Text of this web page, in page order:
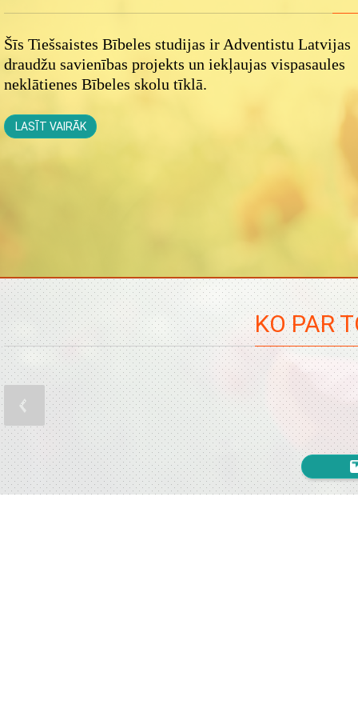
Šīs Tiešsaistes Bībeles studijas ir Adventistu Latvijas
draudžu savienības projekts un iekļaujas vispasaules
neklātienes Bībeles skolu tīklā.
LASĪT VAIRĀK
KO PAR